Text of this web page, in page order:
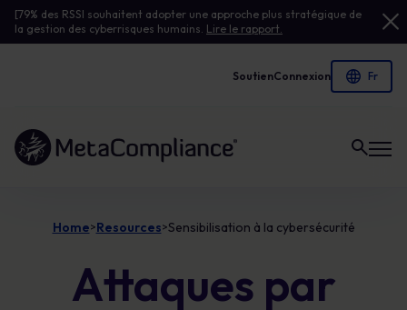
[79% des RSSI souhaitent adopter une approche plus stratégique de
la gestion des cyberrisques humains. Lire le rapport.
SoutienConnexion
Lien vers la page d'accueil
Home>Resources>Sensibilisation à la cybersécurité
Attaques par